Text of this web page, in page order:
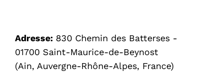
Adresse: 830 Chemin des Batterses -
01700 Saint-Maurice-de-Beynost
(Ain, Auvergne-Rhône-Alpes, France)